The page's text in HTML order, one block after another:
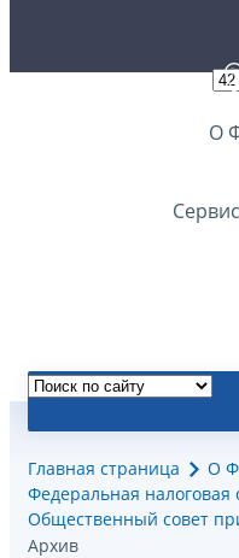
О
Главная страница
О
Федеральная налоговая
Общественный совет
Архив